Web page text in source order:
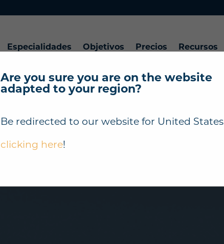
Are you sure you are on the website
adapted to your region?
Be redirected to our website for United States
clicking here!
Especialidades Objetivos Precios Recursos